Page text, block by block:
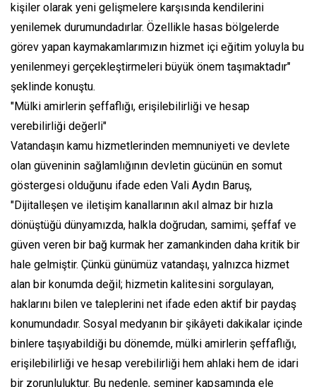
kişiler olarak yeni gelişmelere karşısında kendilerini
yenilemek durumundadırlar. Özellikle hasas bölgelerde
görev yapan kaymakamlarımızın hizmet içi eğitim yoluyla bu
yenilenmeyi gerçekleştirmeleri büyük önem taşımaktadır"
şeklinde konuştu.
"Mülki amirlerin şeffaflığı, erişilebilirliği ve hesap
verebilirliği değerli"
Vatandaşın kamu hizmetlerinden memnuniyeti ve devlete
olan güveninin sağlamlığının devletin gücünün en somut
göstergesi olduğunu ifade eden Vali Aydın Baruş,
"Dijitalleşen ve iletişim kanallarının akıl almaz bir hızla
dönüştüğü dünyamızda, halkla doğrudan, samimi, şeffaf ve
güven veren bir bağ kurmak her zamankinden daha kritik bir
hale gelmiştir. Çünkü günümüz vatandaşı, yalnızca hizmet
alan bir konumda değil; hizmetin kalitesini sorgulayan,
haklarını bilen ve taleplerini net ifade eden aktif bir paydaş
konumundadır. Sosyal medyanın bir şikâyeti dakikalar içinde
binlere taşıyabildiği bu dönemde, mülki amirlerin şeffaflığı,
erişilebilirliği ve hesap verebilirliği hem ahlaki hem de idari
bir zorunluluktur. Bu nedenle, seminer kapsamında ele